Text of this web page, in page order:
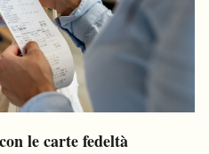
le carte fedeltà